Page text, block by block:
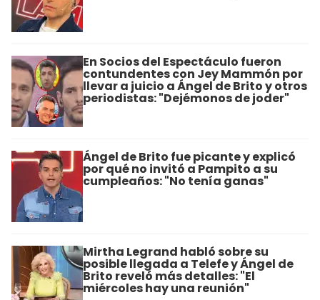
En Socios del Espectáculo fueron
contundentes con Jey Mammón por
llevar a juicio a Ángel de Brito y otros
periodistas: "Dejémonos de joder"
Ángel de Brito fue picante y explicó
por qué no invitó a Pampito a su
cumpleaños: "No tenía ganas"
Mirtha Legrand habló sobre su
posible llegada a Telefe y Ángel de
Brito reveló más detalles: "El
miércoles hay una reunión"